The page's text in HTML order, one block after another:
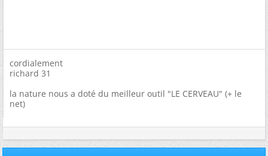
cordialement
richard 31
la nature nous a doté du meilleur outil "LE CERVEAU" (+ le
net)